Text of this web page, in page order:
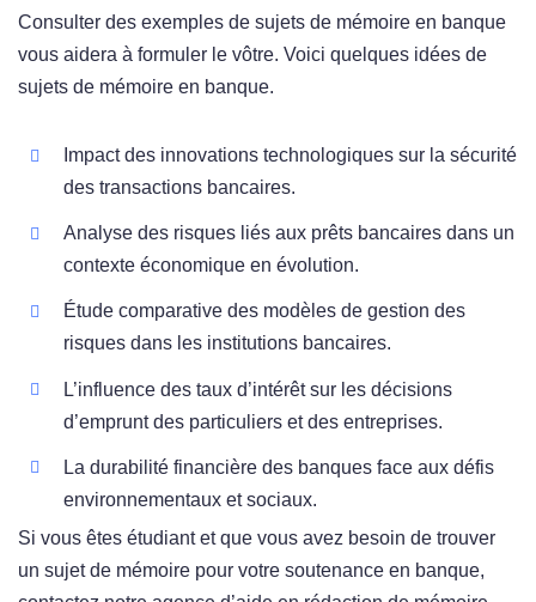
Consulter des exemples de sujets de mémoire en banque
vous aidera à formuler le vôtre. Voici quelques idées de
sujets de mémoire en banque.
Impact des innovations technologiques sur la sécurité
des transactions bancaires.
Analyse des risques liés aux prêts bancaires dans un
contexte économique en évolution.
Étude comparative des modèles de gestion des
risques dans les institutions bancaires.
L’influence des taux d’intérêt sur les décisions
d’emprunt des particuliers et des entreprises.
La durabilité financière des banques face aux défis
environnementaux et sociaux.
Si vous êtes étudiant et que vous avez besoin de trouver
un sujet de mémoire pour votre soutenance en banque,